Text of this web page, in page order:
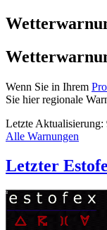
Wenn Sie in Ihrem
Sie hier regionale
Letzte Aktualisierung:
Alle Warnungen
Letzter